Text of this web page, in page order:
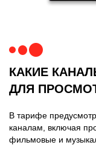
КАКИЕ
ДЛЯ
В тарифе
каналам, включая
фильмовые и